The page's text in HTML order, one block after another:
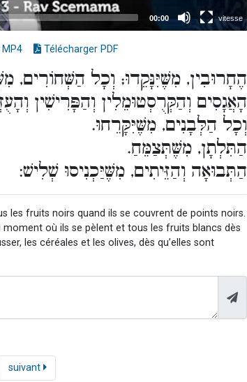
Télécharger PDF
הֶחָרוּבִין, מִשֶּׁיִּנָּקֵדוּ; וְכָל הַשְּׁחוֹרִים,
הָאֲגָסִים וְהַקְּרֻסְטוּמֵלִין וְהַפָּרִישִׁין
וְכָל הַלְּבָנִים, מִשֶּׁיִּקָּרֵחוּ.
הַתִּלְתָן, מִשֶּׁתְּצַמֵּחַ.
הַתְּבוּאָה וְהַזֵּיתִים, מִשֶּׁיַּכְנִיסוּ שְׁלִישׁ:
les fruits noirs quand ils se couvrent de points noirs.
où ils se pèlent et tous les fruits blancs dès
les céréales et les olives, dès qu’elles sont
suivant